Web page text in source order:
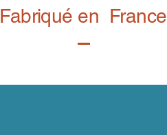
Fabriqué en France